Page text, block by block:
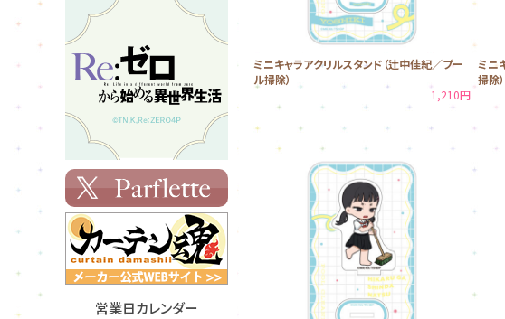
ミニキャラアクリルスタンド（辻中佳紀／プー
ル掃除）
1,210円
ミニ
掃除）
営業日カレンダー